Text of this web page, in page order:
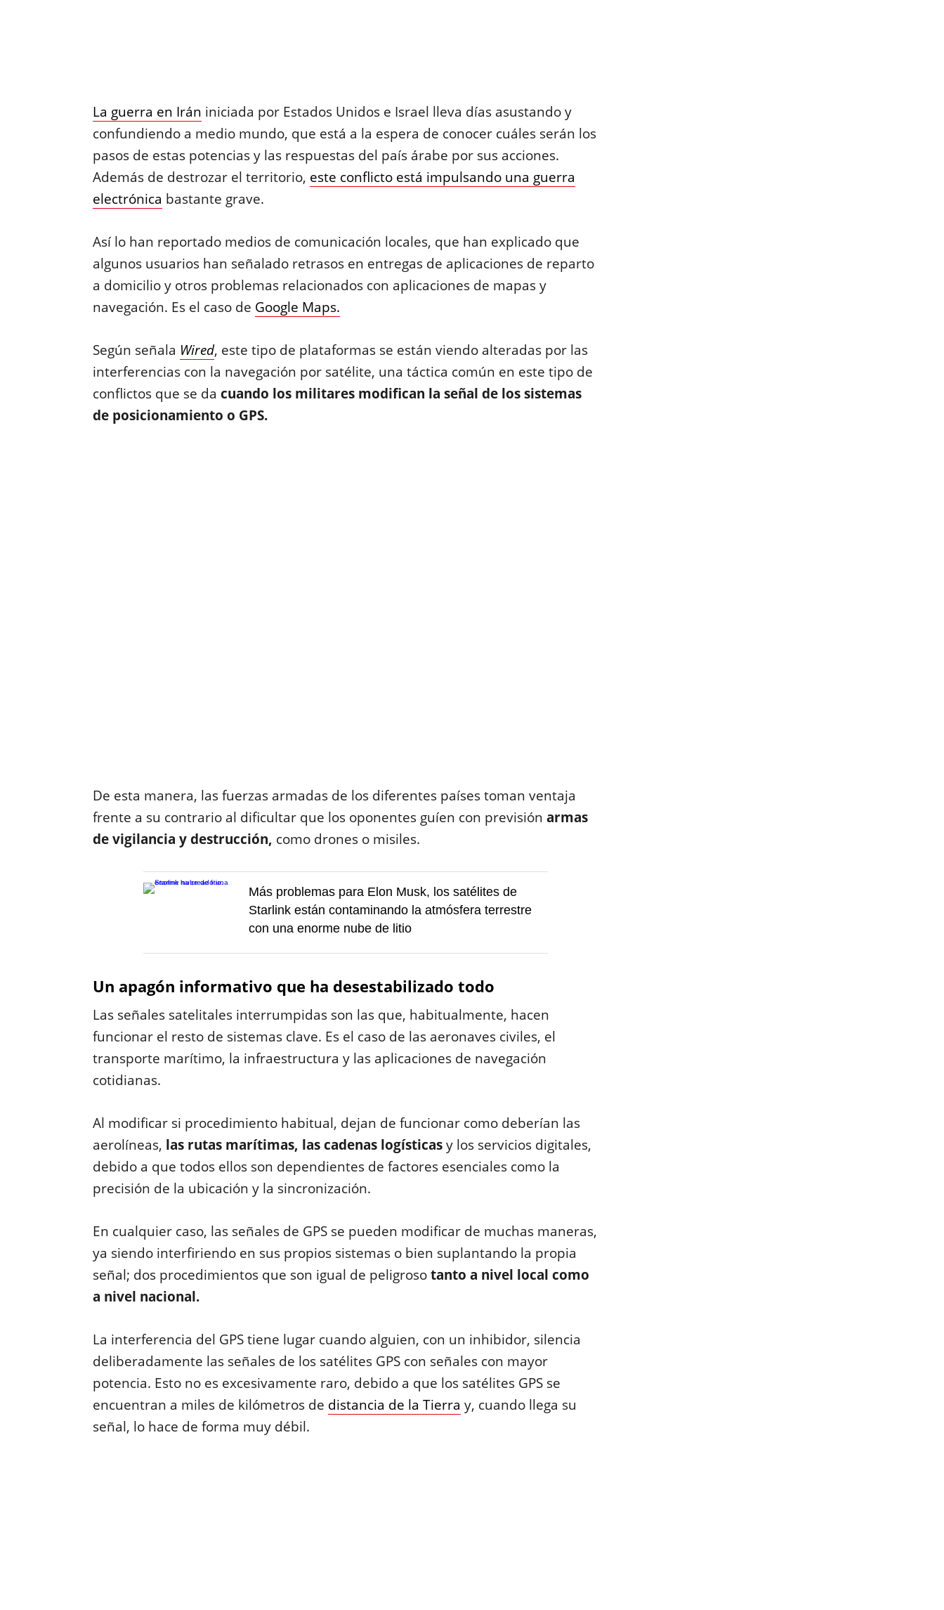
La guerra en Irán iniciada por Estados Unidos e Israel lleva días asustando y
confundiendo a medio mundo, que está a la espera de conocer cuáles serán los
pasos de estas potencias y las respuestas del país árabe por sus acciones.
Además de destrozar el territorio, este conflicto está impulsando una guerra
electrónica bastante grave.
Así lo han reportado medios de comunicación locales, que han explicado que
algunos usuarios han señalado retrasos en entregas de aplicaciones de reparto
a domicilio y otros problemas relacionados con aplicaciones de mapas y
navegación. Es el caso de Google Maps.
Según señala Wired, este tipo de plataformas se están viendo alteradas por las
interferencias con la navegación por satélite, una táctica común en este tipo de
conflictos que se da cuando los militares modifican la señal de los sistemas
de posicionamiento o GPS.
De esta manera, las fuerzas armadas de los diferentes países toman ventaja
frente a su contrario al dificultar que los oponentes guíen con previsión armas
de vigilancia y destrucción, como drones o misiles.
Más problemas para Elon Musk, los satélites de
Starlink están contaminando la atmósfera terrestre
con una enorme nube de litio
Un apagón informativo que ha desestabilizado todo
Las señales satelitales interrumpidas son las que, habitualmente, hacen
funcionar el resto de sistemas clave. Es el caso de las aeronaves civiles, el
transporte marítimo, la infraestructura y las aplicaciones de navegación
cotidianas.
Al modificar si procedimiento habitual, dejan de funcionar como deberían las
aerolíneas, las rutas marítimas, las cadenas logísticasy los servicios digitales,
debido a que todos ellos son dependientes de factores esenciales como la
precisión de la ubicación y la sincronización.
En cualquier caso, las señales de GPS se pueden modificar de muchas maneras,
ya siendo interfiriendo en sus propios sistemas o bien suplantando la propia
señal; dos procedimientos que son igual de peligrosotanto a nivel local como
a nivel nacional.
La interferencia del GPS tiene lugar cuando alguien, con un inhibidor, silencia
deliberadamente las señales de los satélites GPS con señales con mayor
potencia. Esto no es excesivamente raro, debido a que los satélites GPS se
encuentran a miles de kilómetros de distancia de la Tierra y, cuando llega su
señal, lo hace de forma muy débil.